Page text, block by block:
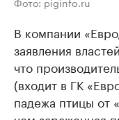
В компании
заявления
что
(входит в ГК
падежа птицы от